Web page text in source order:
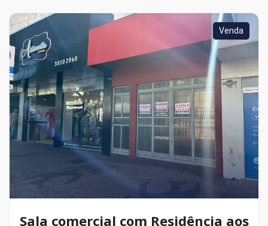
Venda
Sala comercial com Residência aos